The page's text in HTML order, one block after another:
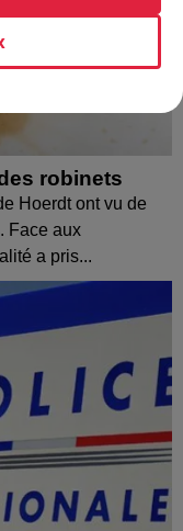
robinets
Hoerdt ont vu de
Face aux
a pris...